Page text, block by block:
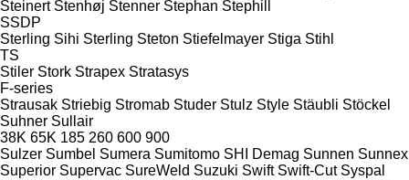
Steinert Stenhøj Stenner Stephan Stephill
SSDP
Sterling Sihi Sterling Steton Stiefelmayer Stiga Stihl
TS
Stiler Stork Strapex Stratasys
F-series
Strausak Striebig Stromab Studer Stulz Style Stäubli Stöckel
Suhner Sullair
38K 65K 185 260 600 900
Sulzer Sumbel Sumera Sumitomo SHI Demag Sunnen Sunnex
Superior Supervac SureWeld Suzuki Swift Swift-Cut Syspal